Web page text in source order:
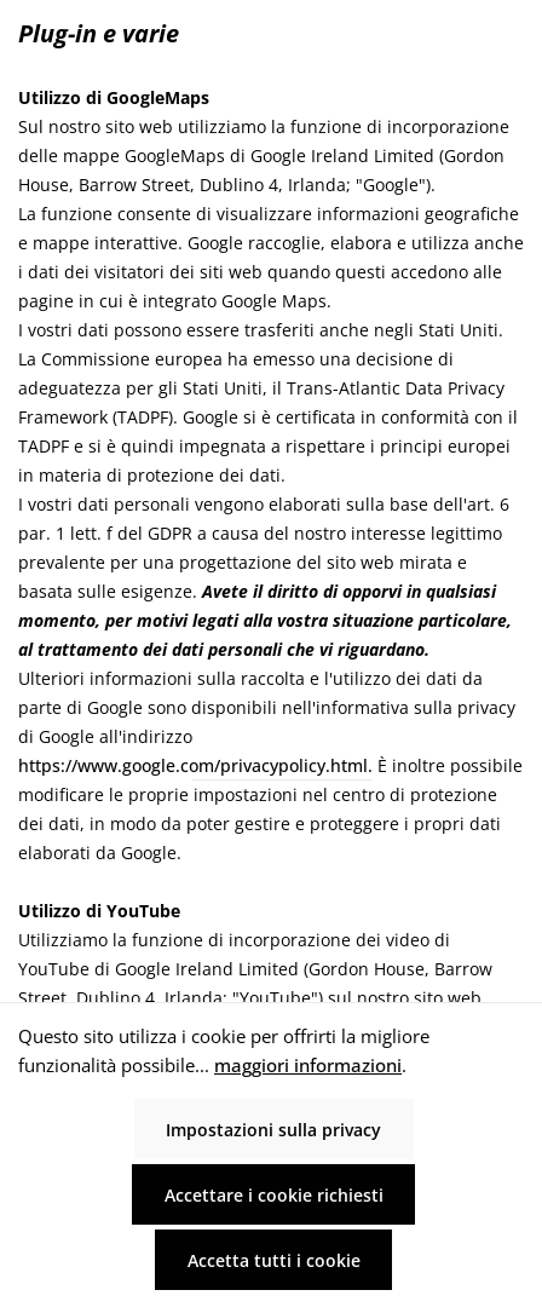
Plug-in e varie
Utilizzo di GoogleMaps
Sul nostro sito web utilizziamo la funzione di incorporazione
delle mappe GoogleMaps di Google Ireland Limited (Gordon
House, Barrow Street, Dublino 4, Irlanda; "Google").
La funzione consente di visualizzare informazioni geografiche
e mappe interattive. Google raccoglie, elabora e utilizza anche
i dati dei visitatori dei siti web quando questi accedono alle
pagine in cui è integrato Google Maps.
I vostri dati possono essere trasferiti anche negli Stati Uniti.
La Commissione europea ha emesso una decisione di
adeguatezza per gli Stati Uniti, il Trans-Atlantic Data Privacy
Framework (TADPF). Google si è certificata in conformità con il
TADPF e si è quindi impegnata a rispettare i principi europei
in materia di protezione dei dati.
I vostri dati personali vengono elaborati sulla base dell'art. 6
par. 1 lett. f del GDPR a causa del nostro interesse legittimo
prevalente per una progettazione del sito web mirata e
basata sulle esigenze.Avete il diritto di opporvi in qualsiasi
momento, per motivi legati alla vostra situazione particolare,
al trattamento dei dati personali che vi riguardano.
Ulteriori informazioni sulla raccolta e l'utilizzo dei dati da
parte di Google sono disponibili nell'informativa sulla privacy
di Google all'indirizzo
https://www.google.com/privacypolicy.html. È inoltre possibile
modificare le proprie impostazioni nel centro di protezione
dei dati, in modo da poter gestire e proteggere i propri dati
elaborati da Google.
Utilizzo di YouTube
Utilizziamo la funzione di incorporazione dei video di
YouTube di Google Ireland Limited (Gordon House, Barrow
Street, Dublino 4, Irlanda; "YouTube") sul nostro sito web.
YouTube è una società affiliata a Google LLC (1600
Amphitheatre Parkway, Mountain View, CA 94043, USA;
iFrame sul sito web. L'opzione "Modalità di protezione dei dati
estesa" è attivata. Ciò significa che YouTube non memorizza
alcuna informazione sui visitatori del sito web. Solo quando si
guarda un video, le informazioni su di esso vengono
trasmesse a YouTube e lì memorizzate. I vostri dati
potrebbero essere trasmessi negli Stati Uniti. La Commissione
Questo sito utilizza i cookie per offrirti la migliore
funzionalità possibile... maggiori informazioni.
Impostazioni sulla privacy
Accettare i cookie richiesti
Accetta tutti i cookie